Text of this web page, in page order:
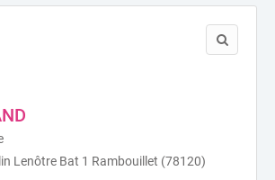
Lenôtre Bat 1 Rambouillet (78120)